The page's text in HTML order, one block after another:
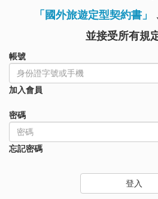
「國外旅遊定型契約書」
並接受所有規
帳號
加入會員
密碼
忘記密碼
登入